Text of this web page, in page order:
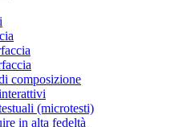
composizione
(microtesti)
in alta fedeltà